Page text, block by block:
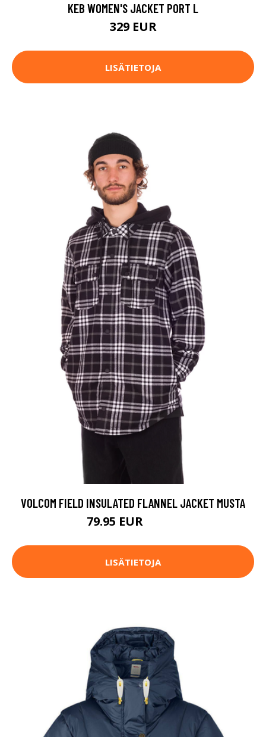
KEB WOMEN'S JACKET PORT L
329 EUR
LISÄTIETOJA
VOLCOM FIELD INSULATED FLANNEL JACKET MUSTA
79.95 EUR
LISÄTIETOJA